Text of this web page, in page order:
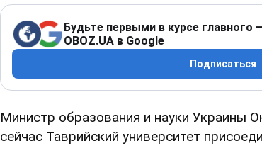
Будьте первыми в курсе главного
OBOZ.UA в Google
Подписаться
Министр образования и науки Украины
сейчас Таврийский университет